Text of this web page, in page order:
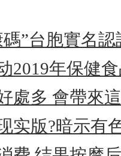
”台胞實名認
2019年保健
處多 會帶來
实版?暗示